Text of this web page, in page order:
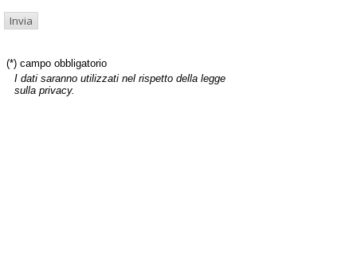
(*) campo obbligatorio
I dati saranno utilizzati nel rispetto della legge
sulla privacy.